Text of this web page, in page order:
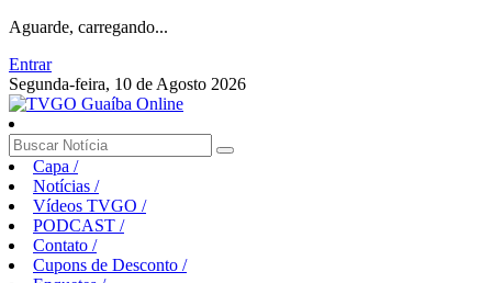
Aguarde, carregando...
Entrar
Segunda-feira, 10 de Agosto 2026
Capa /
Notícias /
Vídeos TVGO /
PODCAST /
Contato /
Cupons de Desconto /